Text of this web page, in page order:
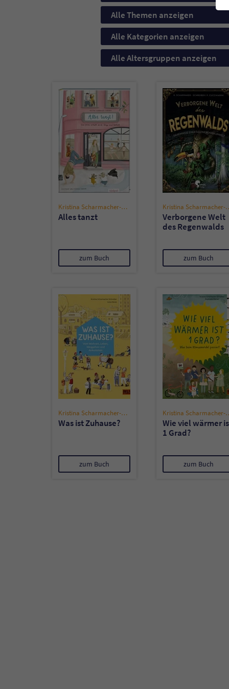
Alle Themen anzeigen
Alle Kategorien anzeigen
Alle Altersgruppen anzeigen
Kristina Scharmacher-Schreiber
Alles tanzt
zum Buch
Kristina
Verborgene Welt
des Regenwalds
zum Buch
Kristina Scharmacher-Schreiber
Was ist Zuhause?
zum Buch
Kristina
Wie viel wärmer
1 Grad?
zum Buch